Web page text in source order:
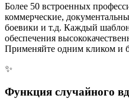
Более 50 встроенных
коммерческие,
боевики и т.д. Каждый
обеспечения
Применяйте одним кликом и
✨
Функция случайного